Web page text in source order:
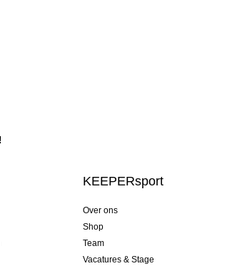
KEEPERsport
Over ons
Shop
Team
Vacatures & Stage